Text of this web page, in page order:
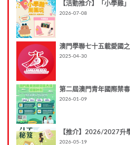
【活動推介】「小學雞
2026-07-08
澳門學聯七十五載愛國
2025-04-30
第二屆澳門青年國際禁
2026-01-09
【推介】2026/2027升
2026-05-19